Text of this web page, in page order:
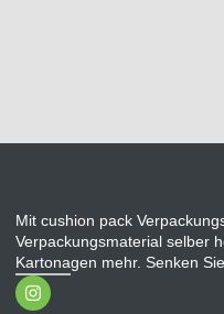
Mit cushion pack
Verpackungsmaterial selber
Kartonagen mehr. Senken